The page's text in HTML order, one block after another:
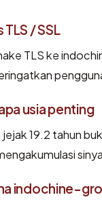
/ SSL
TLS ke
usia penting
jejak 19.2 tahun
indochine-